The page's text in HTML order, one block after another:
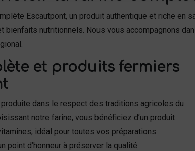
Escautpont, un produit authentique et riche
bienfaits nutritionnels. Nous vous accompagnons
et produits fermiers
dans le respect des traditions agricoles du
notre farine, vous bénéficiez d’un produit
idéal pour toutes vos préparations
point d’honneur à préserver la qualité